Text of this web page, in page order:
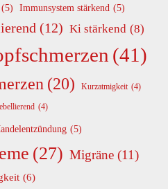
(5) Immunsystem stärkend (5)
(12) Ki stärkend (8)
(41)
(20) Kurzatmigkeit (4)
(4)
(5)
(27) Migräne (11)
(6)